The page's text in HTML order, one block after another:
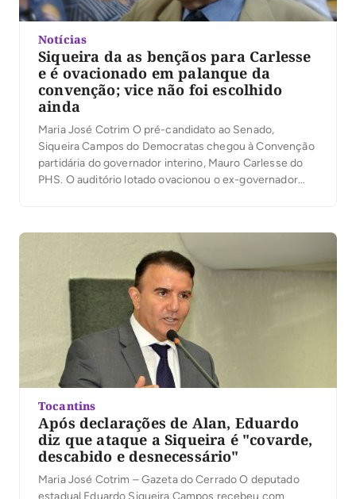
Notícias
Siqueira da as bençãos para Carlesse
e é ovacionado em palanque da
convenção; vice não foi escolhido
ainda
Maria José Cotrim O pré-candidato ao Senado,
Siqueira Campos do Democratas chegou à Convenção
partidária do governador interino, Mauro Carlesse do
PHS. O auditório lotado ovacionou o ex-governador
palanque seu ex-vice-governador João Oliveira que
Tocantins
Após declarações de Alan, Eduardo
diz que ataque a Siqueira é "covarde,
descabido e desnecessário"
Maria José Cotrim – Gazeta do Cerrado O deputado
estadual Eduardo Siqueira Campos recebeu com